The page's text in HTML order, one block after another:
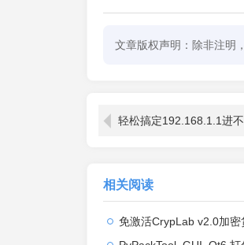
文章版权声明：除非注明
轻松搞定192.168.1.1进
相关阅读
免激活CrypLab v2.0加密货币交易和